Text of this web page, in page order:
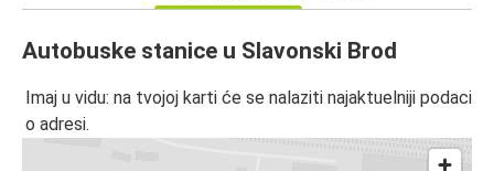
Autobuske stanice u Slavonski Brod
Imaj u vidu: na tvojoj karti će se nalaziti najaktuelniji podaci
o adresi.